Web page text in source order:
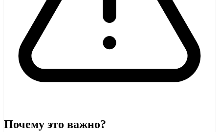
Почему это важно?